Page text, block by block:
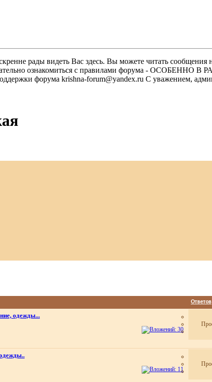
рады видеть Вас здесь. Вы можете читать сообщения
ознакомиться с правилами форума -
форума krishna-forum@yandex.ru С уважением,
Ответов
одежды...